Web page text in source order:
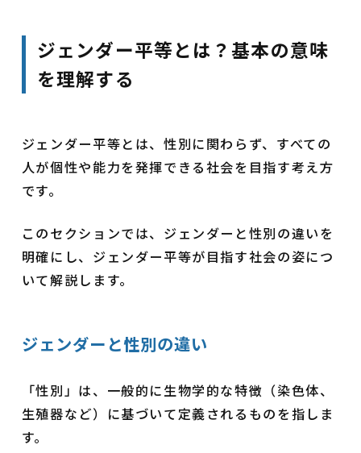
ジェンダー平等とは？基本の意味
を理解する
ジェンダー平等とは、性別に関わらず、すべての
人が個性や能力を発揮できる社会を目指す考え方
です。
このセクションでは、ジェンダーと性別の違いを
明確にし、ジェンダー平等が目指す社会の姿につ
いて解説します。
ジェンダーと性別の違い
「性別」は、一般的に生物学的な特徴（染色体、
生殖器など）に基づいて定義されるものを指しま
す。